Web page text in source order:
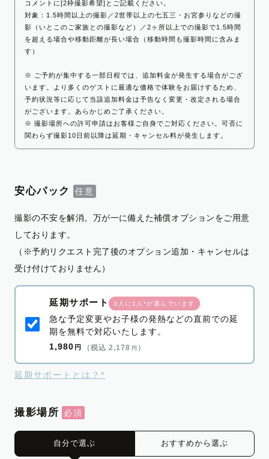
コメントに[2枠撮影希望]とご記載ください。
対象：1.5時間以上の撮影／2世帯以上の七五三・お宮参りなどの撮
影（いとこのご家族との撮影など）／2ヶ所以上での撮影で1.5時間
を超える場合や移動距離が長い場合（移動時間も撮影時間に含みま
す）
※ ご予約が集中する一部日程では、追加料金が発生する場合がござ
います。より多くのゲストに最適な価格で体験をお届けするため、
予約状況等に応じて当該追加料金は予告なく変更・改定される場合
がございます。あらかじめご了承ください。
※ 撮影場所への許可申請はお客様ご自身でご対応ください。可否に
関わらず撮影10日前以降は延期・キャンセル料が発生します。
安心パック
撮影の不安を解消。万が一に備えた補償オプションをご用意
しております。
（※予約リクエスト完了後のオプション追加・キャンセルは
受け付けておりません）
延期サポート 3人に1人*が選んでいます
急な予定変更やお子様の発熱などの直前での延
期を無料で対応いたします。
1,980 円 （税込 2,178 円 ）
延期サポートとは？*
撮影場所
自分で選ぶ おすすめから選ぶ